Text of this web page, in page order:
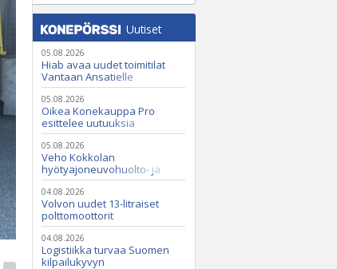
Uutiset
05.08.2026
Hiab avaa uudet toimitilat
Vantaan Ansatielle
05.08.2026
Oikea Konekauppa Pro
esittelee uutuuksia
ammattikäyttöön
05.08.2026
Veho Kokkolan
hyötyajoneuvohuolto- ja
varaosatoiminnot Q2 Service
Oy:lle lokakuussa
04.08.2026
Volvon uudet 13-litraiset
polttomoottorit
04.08.2026
Logistiikka turvaa Suomen
kilpailukyvyn